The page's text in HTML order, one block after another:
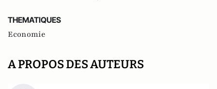
THEMATIQUES
Economie
A PROPOS DES AUTEURS